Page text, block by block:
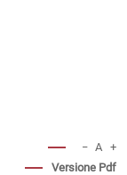
− A +
Versione Pdf